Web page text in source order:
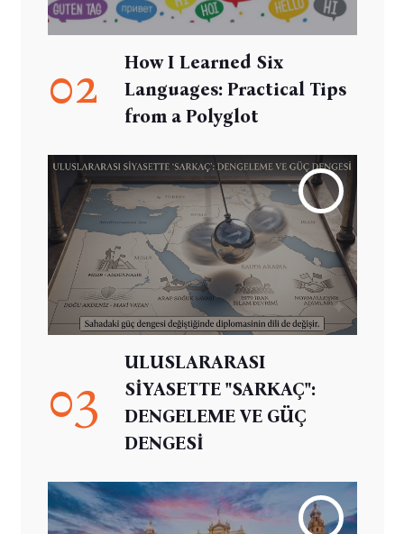
02
How I Learned Six
Languages: Practical Tips
from a Polyglot
03
ULUSLARARASI
SİYASETTE "SARKAÇ":
DENGELEME VE GÜÇ
DENGESİ